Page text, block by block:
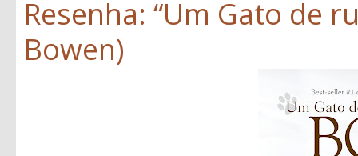
Resenha: “Um Gato de
Bowen)